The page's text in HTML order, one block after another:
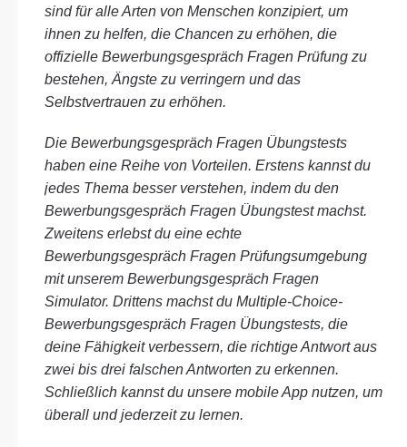
sind für alle Arten von Menschen konzipiert, um
ihnen zu helfen, die Chancen zu erhöhen, die
offizielle Bewerbungsgespräch Fragen Prüfung zu
bestehen, Ängste zu verringern und das
Selbstvertrauen zu erhöhen.
Die Bewerbungsgespräch Fragen Übungstests
haben eine Reihe von Vorteilen. Erstens kannst du
jedes Thema besser verstehen, indem du den
Bewerbungsgespräch Fragen Übungstest machst.
Zweitens erlebst du eine echte
Bewerbungsgespräch Fragen Prüfungsumgebung
mit unserem Bewerbungsgespräch Fragen
Simulator. Drittens machst du Multiple-Choice-
Bewerbungsgespräch Fragen Übungstests, die
deine Fähigkeit verbessern, die richtige Antwort aus
zwei bis drei falschen Antworten zu erkennen.
Schließlich kannst du unsere mobile App nutzen, um
überall und jederzeit zu lernen.